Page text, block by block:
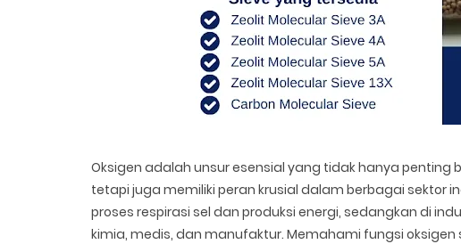
Oksigen adalah unsur esensial yang tidak hanya
tetapi juga memiliki peran krusial dalam berbagai sektor
proses respirasi sel dan produksi energi, sedangkan di
kimia, medis, dan manufaktur. Memahami fungsi